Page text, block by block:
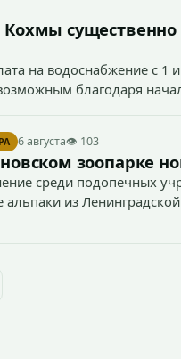
на водоснабжение с
благодаря
6 августа👁 103
зоопарке
среди подопечных
альпаки из